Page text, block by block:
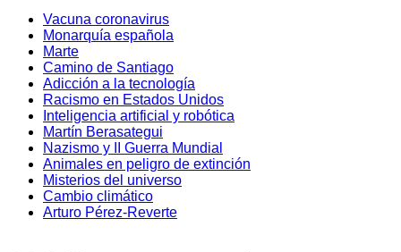
Vacuna coronavirus
Monarquía española
Marte
Camino de Santiago
Adicción a la tecnología
Racismo en Estados Unidos
Inteligencia artificial y robótica
Martín Berasategui
Nazismo y II Guerra Mundial
Animales en peligro de extinción
Misterios del universo
Cambio climático
Arturo Pérez-Reverte